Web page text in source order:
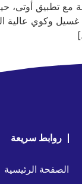
تطبيق أوتى، حيث
وكوي عالية
روابط سريعة
الصفحة الرئيسية